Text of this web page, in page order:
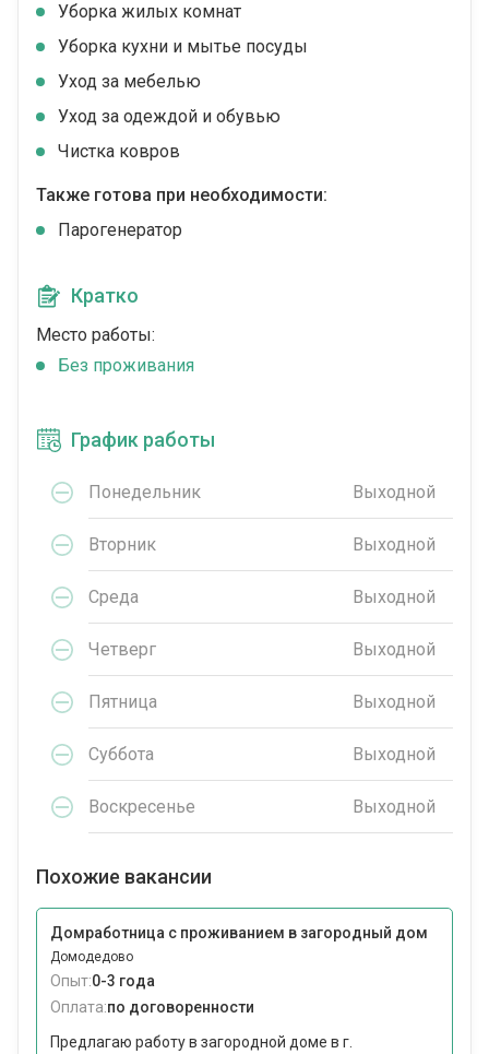
Уборка жилых комнат
Уборка кухни и мытье посуды
Уход за мебелью
Уход за одеждой и обувью
Чистка ковров
Также готова при необходимости:
Парогенератор
Кратко
Место работы:
Без проживания
График работы
Понедельник Выходной
Вторник Выходной
Среда Выходной
Четверг Выходной
Пятница Выходной
Суббота Выходной
Воскресенье Выходной
Похожие вакансии
Домработница с проживанием в загородный дом
Домодедово
Опыт:0-3 года
Оплата:по договоренности
Предлагаю работу в загородной доме в г.